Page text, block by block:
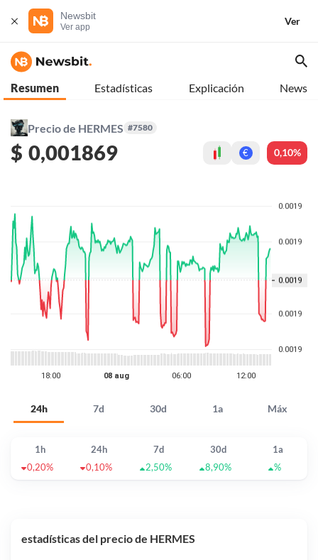
Newsbit
Ver app
Ver
Resumen Estadísticas Explicación News
Precio de HERMES #7580
$ 0,001869 € 0,10%
24h 7d 30d 1a Máx
1h 24h 7d 30d
1a
0,20%
0,10% 2,50% 8,90% %
estadísticas del precio de HERMES